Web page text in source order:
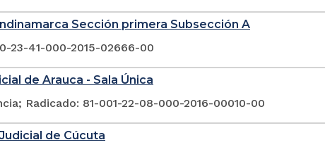
Sección primera Subsección A
23-41-000-2015-02666-00
de Arauca - Sala Única
Radicado: 81-001-22-08-000-2016-00010-00
de Cúcuta